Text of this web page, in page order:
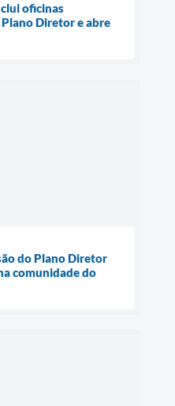
oficinas
Diretor e abre
do Plano Diretor
comunidade do